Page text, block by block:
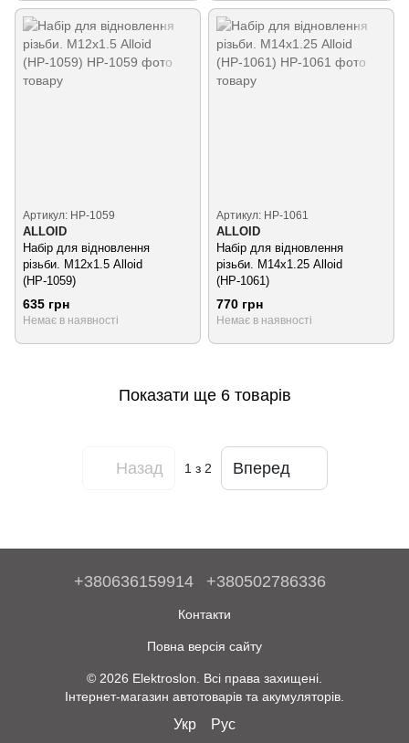
Артикул: НР-1059
ALLOID
Набір для відновлення
різьби. М12х1.5 Alloid
(НР-1059)
635 грн
Немає в наявності
Артикул: НР-1061
ALLOID
Набір для відновлення
різьби. М14х1.25 Alloid
(НР-1061)
770 грн
Немає в наявності
Показати ще 6 товарів
Назад 1 з 2 Вперед
+380636159914 +380502786336
Контакти
Повна версія сайту
© 2026 Elektroslon. Всі права захищені.
Інтернет-магазин автотоварів та акумуляторів.
Укр Рус